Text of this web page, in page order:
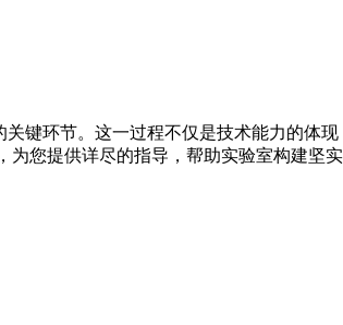
键环节。这一过程不仅是技术能力的体
您提供详尽的指导，帮助实验室构建坚实